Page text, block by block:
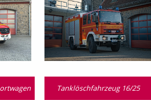
Tanklöschfahrzeug 16/25